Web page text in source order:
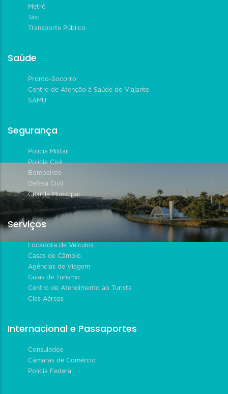
Metrô
Táxi
Transporte Público
Saúde
Pronto-Socorro
Centro de Atenção à Saúde do Viajante
SAMU
Segurança
Polícia Militar
Polícia Civil
Bombeiros
Defesa Civil
Guarda Municipal
Serviços
Locadora de Veículos
Casas de Câmbio
Agências de Viagem
Guias de Turismo
Centro de Atendimento ao Turista
Cias Aéreas
Internacional e Passaportes
Consulados
Câmaras de Comércio
Polícia Federal